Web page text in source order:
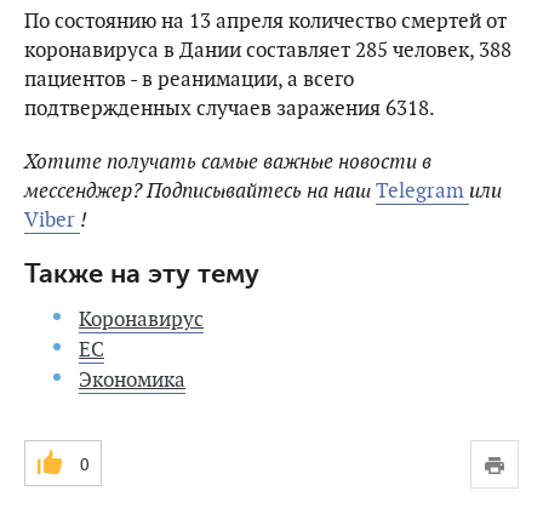
По состоянию на 13 апреля количество смертей от
коронавируса в Дании составляет 285 человек, 388
пациентов - в реанимации, а всего
подтвержденных случаев заражения 6318.
Хотите получать самые важные новости в
мессенджер? Подписывайтесь на нашTelegram или
Viber !
Также на эту тему
Коронавирус
ЕС
Экономика
0